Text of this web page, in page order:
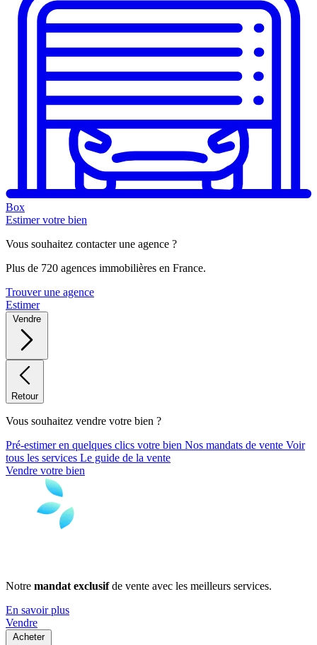
Box
Estimer votre bien
Vous souhaitez contacter une agence ?
Plus de 720 agences immobilières en France.
Trouver une agence
Estimer
Vendre
Retour
Vous souhaitez vendre votre bien ?
Pré-estimer en quelques clics votre bien Nos mandats de vente Voir
tous les services Le guide de la vente
Vendre votre bien
Notre mandat exclusifde vente avec les meilleurs services.
En savoir plus
Vendre
Acheter